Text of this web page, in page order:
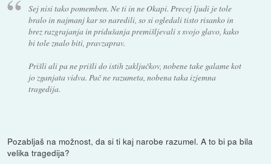
Sej nisi tako pomemben. Ne ti in ne Okapi. Precej ljudi je tole
bralo in najmanj kar so naredili, so si ogledali tisto risanko in
brez razgrajanja in pridušanja premišljevali s svojo glavo, kako
bi tole znalo biti, pravzaprav.
Prišli ali pa ne prišli do istih zaključkov, nobene take galame kot
jo zganjata vidva. Pač ne razumeta, nobena taka izjemna
tragedija.
Pozabljaš na možnost, da si ti kaj narobe razumel. A to bi pa bila
velika tragedija?